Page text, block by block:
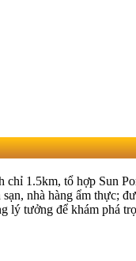
1.5km, tổ hợp Sun
nhà hàng ẩm thực;
tưởng để khám phá